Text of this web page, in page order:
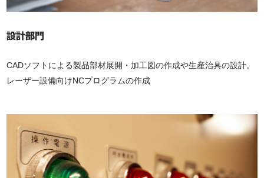
設計部門
CADソフトによる製品部材展開・加工図の作成や生産治具の設計。
レーザー設備向けNCプログラムの作成